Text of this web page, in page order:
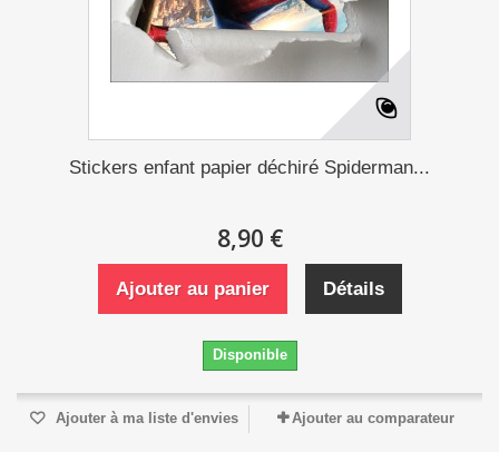
Stickers enfant papier déchiré Spiderman...
8,90 €
Ajouter au panier Détails
Disponible
Ajouter à ma liste d'envies Ajouter au comparateur